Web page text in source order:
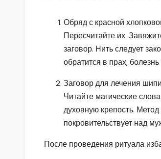
Обряд с красной
Пересчитайте их.
заговор. Нить следует
обратится в прах, болезнь
Заговор для лечения
Читайте магические
духовную крепость.
покровительствует над
После проведения ритуала